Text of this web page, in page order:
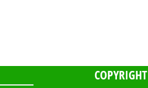
COPYRIGHT